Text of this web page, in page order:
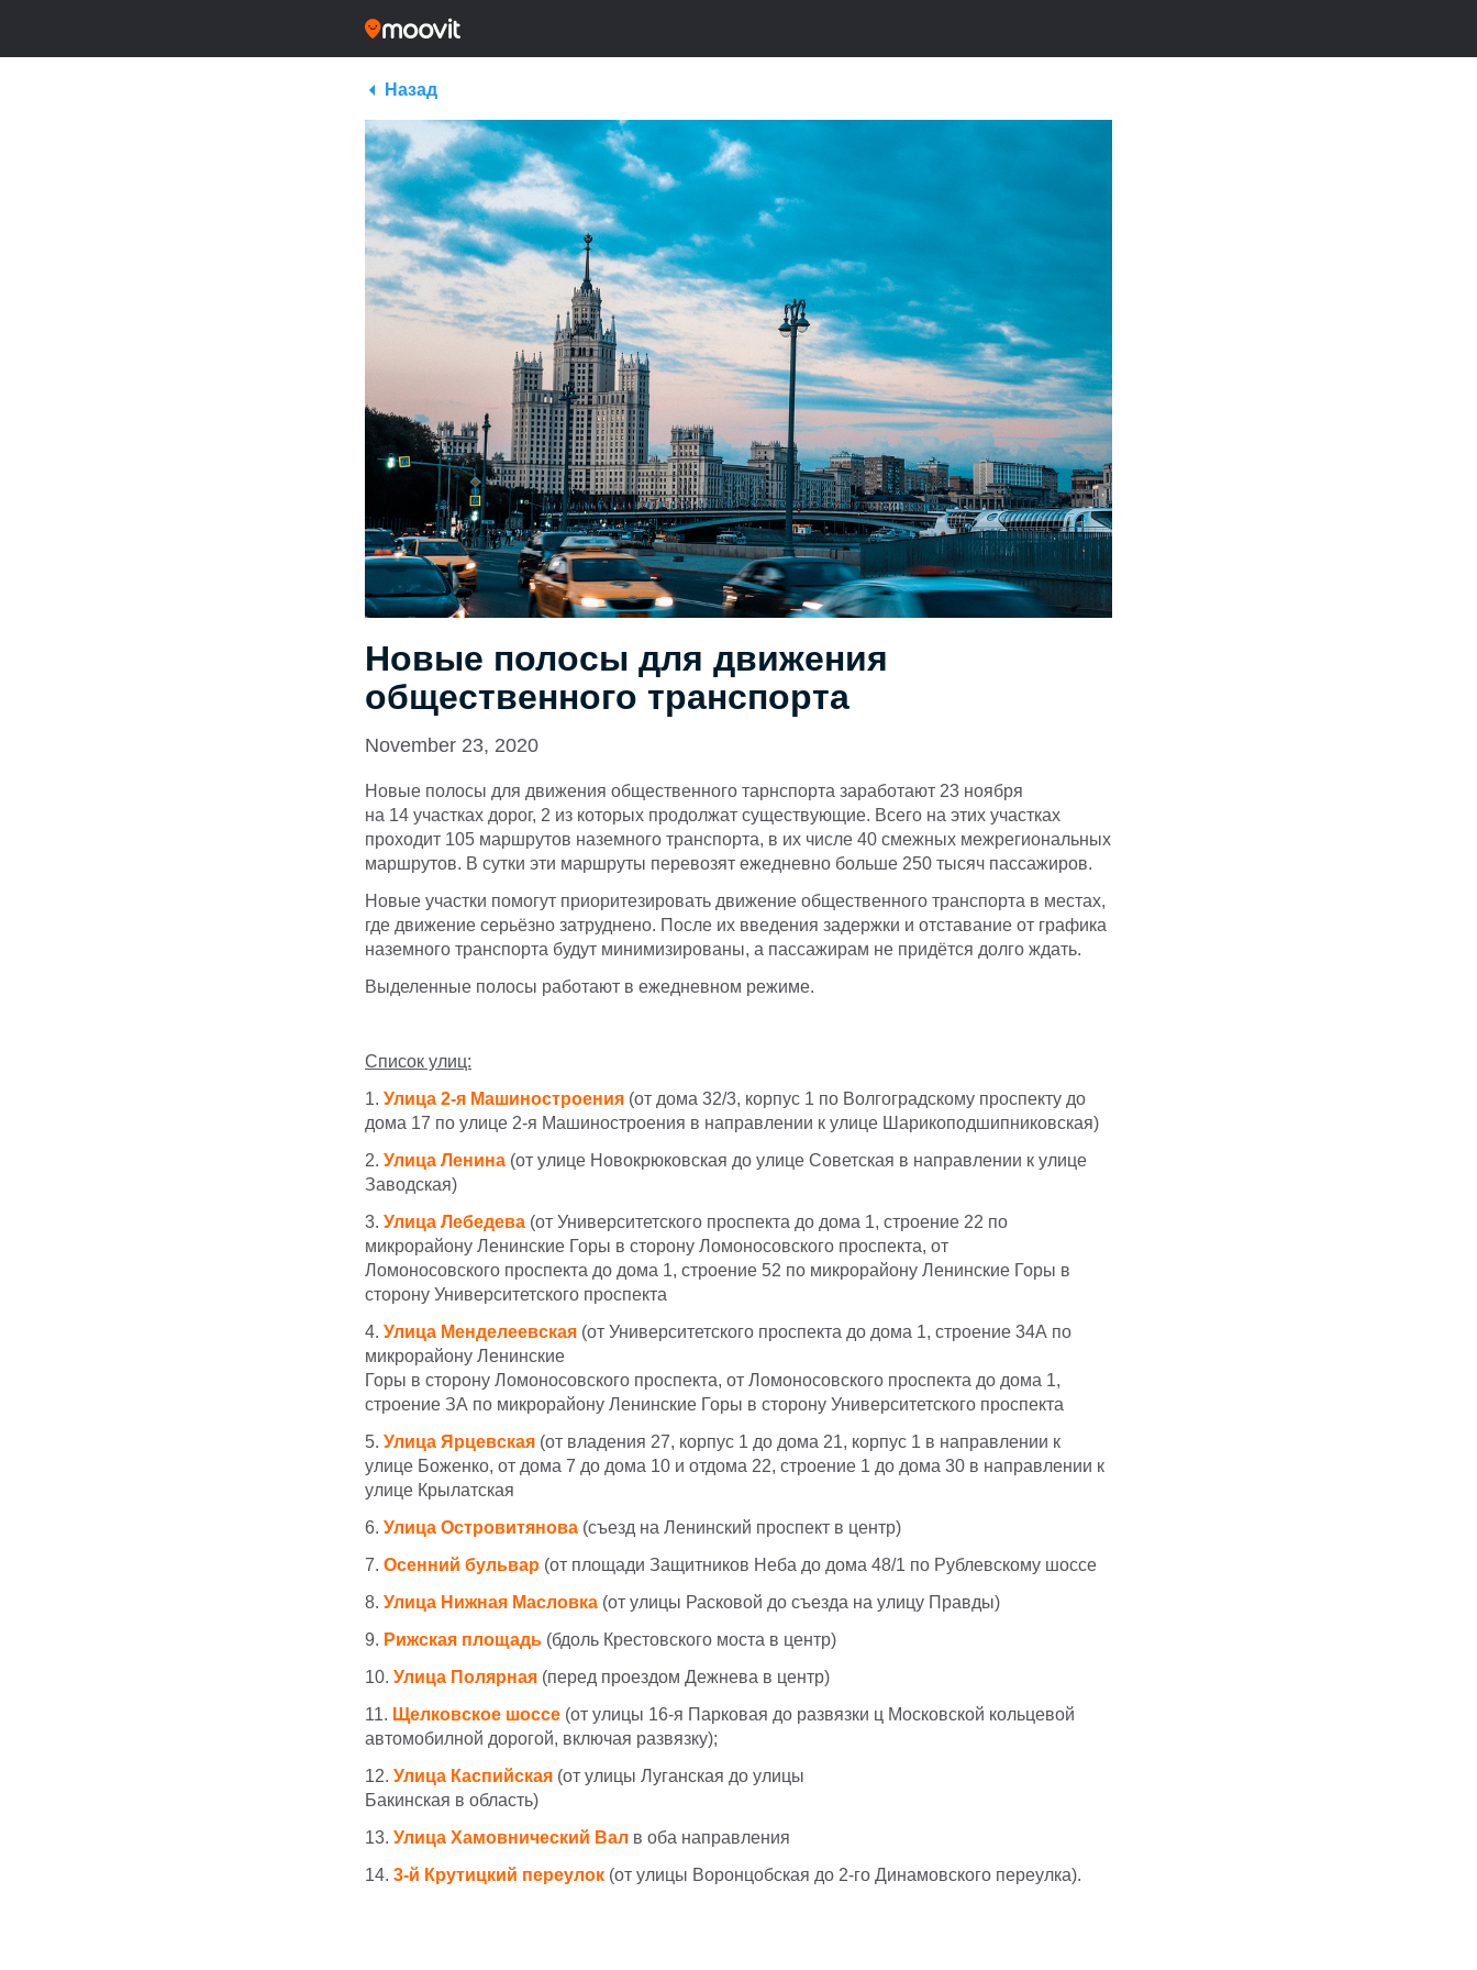
Назад
Новые полосы для движения
общественного транспорта
November 23, 2020
Новые полосы для движения общественного тарнспорта заработают 23 ноября
на 14 участках дорог, 2 из которых продолжат существующие. Всего на этих участках
проходит 105 маршрутов наземного транспорта, в их числе 40 смежных межрегиональных
маршрутов. В сутки эти маршруты перевозят ежедневно больше 250 тысяч пассажиров.
Новые участки помогут приоритезировать движение общественного транспорта в местах,
где движение серьёзно затруднено. После их введения задержки и отставание от графика
наземного транспорта будут минимизированы, а пассажирам не придётся долго ждать.
Выделенные полосы работают в ежедневном режиме.
Список улиц:
1. Улица 2-я Машиностроения (от дома 32/3, корпус 1 по Волгоградскому проспекту до
дома 17 по улице 2-я Машиностроения в направлении к улице Шарикоподшипниковская)
2. Улица Ленина (от улице Новокрюковская до улице Советская в направлении к улице
Заводская)
3. Улица Лебедева (от Университетского проспекта до дома 1, строение 22 по
микрорайону Ленинские Горы в сторону Ломоносовского проспекта, от
Ломоносовского проспекта до дома 1, строение 52 по микрорайону Ленинские Горы в
сторону Университетского проспекта
4. Улица Менделеевская (от Университетского проспекта до дома 1, строение 34А по
микрорайону Ленинские
Горы в сторону Ломоносовского проспекта, от Ломоносовского проспекта до дома 1,
строение ЗА по микрорайону Ленинские Горы в сторону Университетского проспекта
5. Улица Ярцевская (от владения 27, корпус 1 до дома 21, корпус 1 в направлении к
улице Боженко, от дома 7 до дома 10 и отдома 22, строение 1 до дома 30 в направлении к
улице Крылатская
6. Улица Островитянова (съезд на Ленинский проспект в центр)
7. Осенний бульвар (от площади Защитников Неба до дома 48/1 по Рублевскому шоссе
8. Улица Нижная Масловка (от улицы Расковой до съезда на улицу Правды)
9. Рижская площадь (бдоль Крестовского моста в центр)
10. Улица Полярная (перед проездом Дежнева в центр)
11. Щелковское шоссе (от улицы 16-я Парковая до развязки ц Московской кольцевой
автомобилной дорогой, включая развязку);
12. Улица Каспийская (от улицы Луганская до улицы
Бакинская в область)
13. Улица Хамовнический Вал в оба направления
14. 3-й Крутицкий переулок (от улицы Воронцобская до 2-го Динамовского переулка).